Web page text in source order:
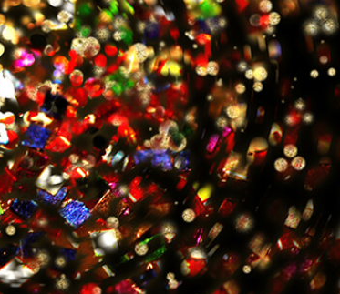
ज्वैलरी रीटचिंग सर्विसेज एआई प्रशिक्षण डेटा